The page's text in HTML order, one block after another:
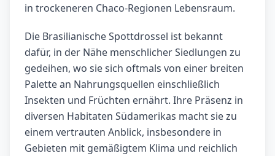
in trockeneren Chaco-Regionen Lebensraum.
Die Brasilianische Spottdrossel ist bekannt
dafür, in der Nähe menschlicher Siedlungen zu
gedeihen, wo sie sich oftmals von einer breiten
Palette an Nahrungsquellen einschließlich
Insekten und Früchten ernährt. Ihre Präsenz in
diversen Habitaten Südamerikas macht sie zu
einem vertrauten Anblick, insbesondere in
Gebieten mit gemäßigtem Klima und reichlich